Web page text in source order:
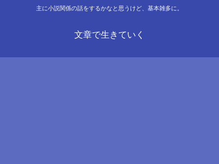
主に小説関係の話をするかなと思うけど、基本雑多に。
文章で生きていく